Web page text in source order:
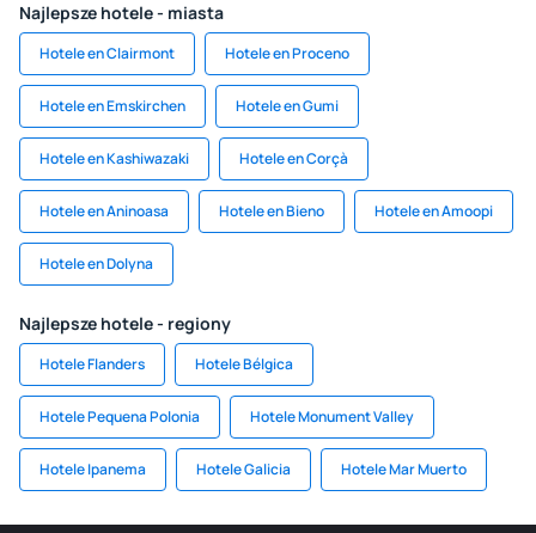
Najlepsze hotele - miasta
Hotele en Clairmont Hotele en Proceno
Hotele en Emskirchen Hotele en Gumi
Hotele en Kashiwazaki Hotele en Corçà
Hotele en Aninoasa Hotele en Bieno Hotele en Amoopi
Hotele en Dolyna
Najlepsze hotele - regiony
Hotele Flanders Hotele Bélgica
Hotele Pequena Polonia Hotele Monument Valley
Hotele Ipanema Hotele Galicia Hotele Mar Muerto